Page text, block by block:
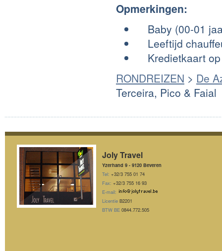
Opmerkingen:
Baby (00-01
Leeftijd
Kredietkaart op
RONDREIZEN > De
Terceira, Pico & Faial
Joly Travel
Yzerhand 9 - 9120 Beveren
Tel: +32/3 755 01 74
Fax: +32/3 755 16 93
E-mail:
Licentie B2201
BTW BE 0844.772.505